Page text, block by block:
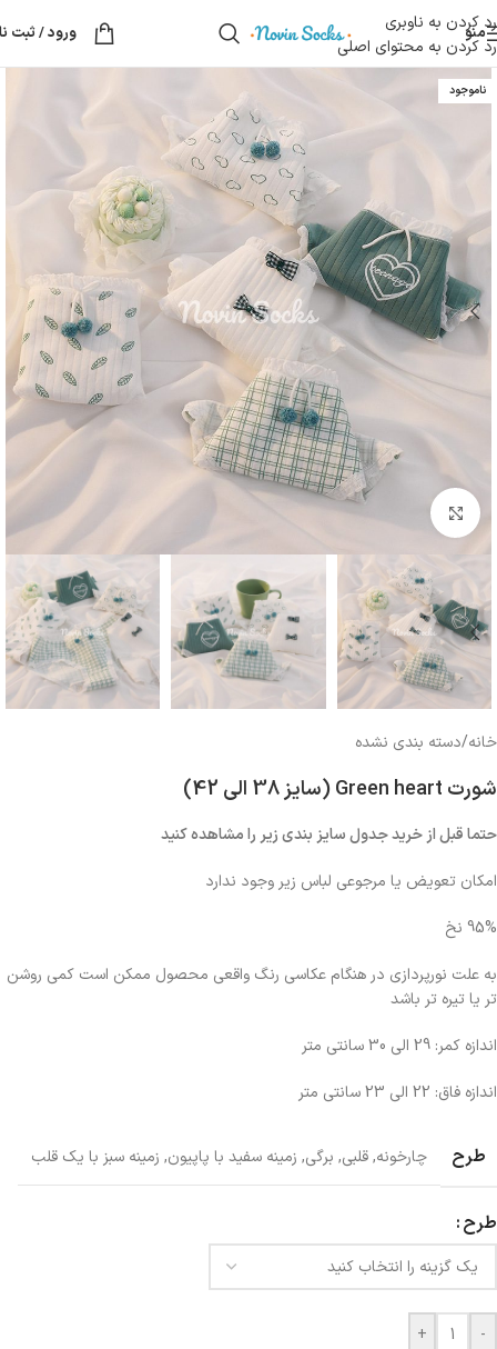
رد کردن به ناوبری
رد کردن به محتوای اصلی
منو ورود / ثبت
ناموجود
بزرگنمایی تصویر
خانه/دسته بندی نشده
شورت Green heart (سایز 38 الی 42)
حتما قبل از خرید جدول سایز بندی زیر را مشاهده کنید
امکان تعویض یا مرجوعی لباس زیر وجود ندارد
95% نخ
به علت نورپردازی در هنگام عکاسی رنگ واقعی محصول ممکن است کمی روشن
تر یا تیره تر باشد
اندازه کمر: 29 الی 30 سانتی متر
اندازه فاق: 22 الی 23 سانتی متر
طرح چارخونه,قلبی, برگی, زمینه سفید با پاپیون, زمینه سبز با یک قلب
طرح
-
+